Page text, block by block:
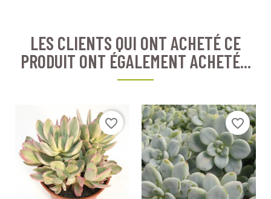
LES CLIENTS QUI ONT ACHETÉ CE
PRODUIT ONT ÉGALEMENT ACHETÉ...
favorite_border favorite_border